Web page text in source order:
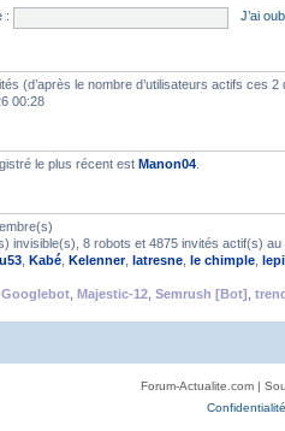
: J’ai
(d’après le nombre d’utilisateurs actifs ces 2
00:28
le plus récent est Manon04
invisible(s), 8 robots et 4875 invités actif(s)
Kabé Kelenner, latresne le chimple
Googlebot Majestic-12 Semrush [Bot]
Forum-Actualite.com |
Confidentialité